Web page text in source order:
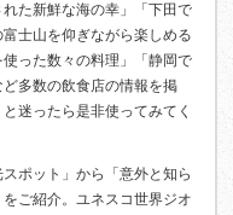
た新鮮な海の幸」「下田で
士山を仰ぎながら楽しめる
った数々の料理」「静岡で
多数の飲食店の情報を掲
迷ったら是非使ってみてく
ポット」から「意外と知ら
ご紹介。ユネスコ世界ジオ